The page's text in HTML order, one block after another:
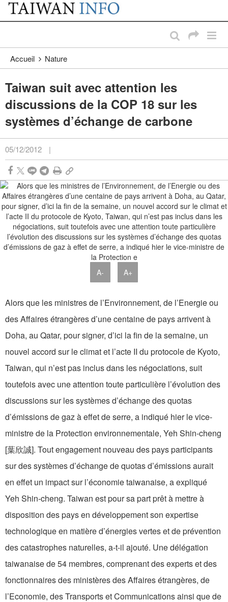
Passer au contenu principal
:::
Accueil Nature
Taiwan suit avec attention les
discussions de la COP 18 sur les
systèmes d’échange de carbone
05/12/2012 |
A- A+
Alors que les ministres de l’Environnement, de l’Energie ou
des Affaires étrangères d’une centaine de pays arrivent à
Doha, au Qatar, pour signer, d’ici la fin de la semaine, un
nouvel accord sur le climat et l’acte II du protocole de Kyoto,
Taiwan, qui n’est pas inclus dans les négociations, suit
toutefois avec une attention toute particulière l’évolution des
discussions sur les systèmes d’échange des quotas
d’émissions de gaz à effet de serre, a indiqué hier le vice-
ministre de la Protection environnementale, Yeh Shin-cheng
[葉欣誠]. Tout engagement nouveau des pays participants
sur des systèmes d’échange de quotas d’émissions aurait
en effet un impact sur l’économie taiwanaise, a expliqué
Yeh Shin-cheng. Taiwan est pour sa part prêt à mettre à
disposition des pays en développement son expertise
technologique en matière d’énergies vertes et de prévention
des catastrophes naturelles, a-t-il ajouté. Une délégation
taiwanaise de 54 membres, comprenant des experts et des
fonctionnaires des ministères des Affaires étrangères, de
l’Economie, des Transports et Communications ainsi que de